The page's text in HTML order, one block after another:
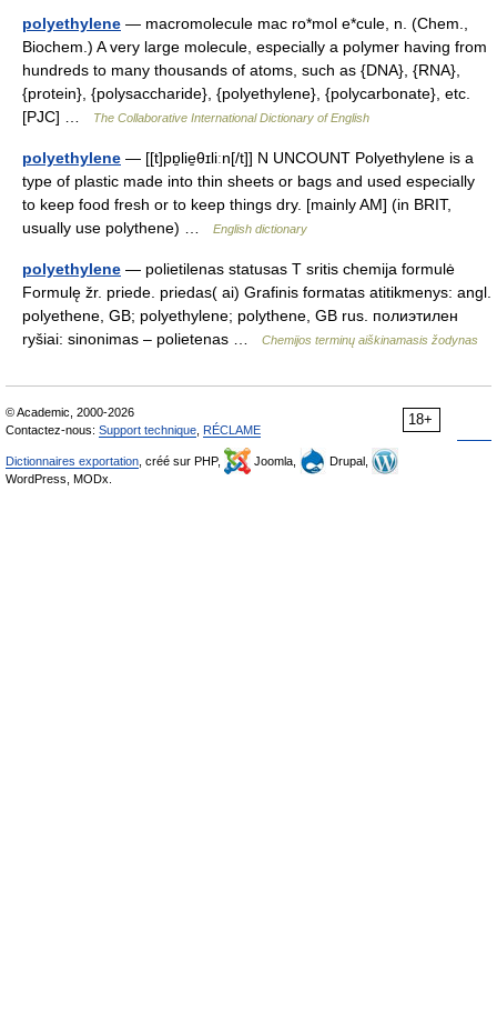
polyethylene — macromolecule mac ro*mol e*cule, n. (Chem.,
Biochem.) A very large molecule, especially a polymer having from
hundreds to many thousands of atoms, such as {DNA}, {RNA},
{protein}, {polysaccharide}, {polyethylene}, {polycarbonate}, etc.
[PJC] …
The Collaborative International Dictionary of English
polyethylene — [[t]pɒ̱lie̱θɪliːn[/t]] N UNCOUNT Polyethylene is a
type of plastic made into thin sheets or bags and used especially
to keep food fresh or to keep things dry. [mainly AM] (in BRIT,
usually use polythene) …
English dictionary
polyethylene — polietilenas statusas T sritis chemija formulė
Formulę žr. priede. priedas( ai) Grafinis formatas atitikmenys: angl.
polyethene, GB; polyethylene; polythene, GB rus. полиэтилен
ryšiai: sinonimas – polietenas …
Chemijos terminų aiškinamasis žodynas
18+
© Academic, 2000-2026
Contactez-nous: Support technique, RÉCLAME
Dictionnaires exportation, créé sur PHP, Joomla,
Drupal,
WordPress, MODx.